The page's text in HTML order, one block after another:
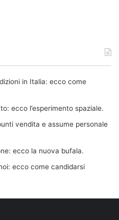
in Italia: ecco come
ecco l’esperimento spaziale.
vendita e assume personale
ecco la nuova bufala.
ecco come candidarsi